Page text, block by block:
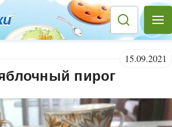
15.09.2021
пирог